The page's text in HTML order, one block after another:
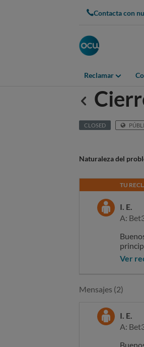
Contacta con
Reclamar
CLOSED
Naturaleza del
TU
I. E.
A:
Ver
Mensajes (2)
I. E.
A: